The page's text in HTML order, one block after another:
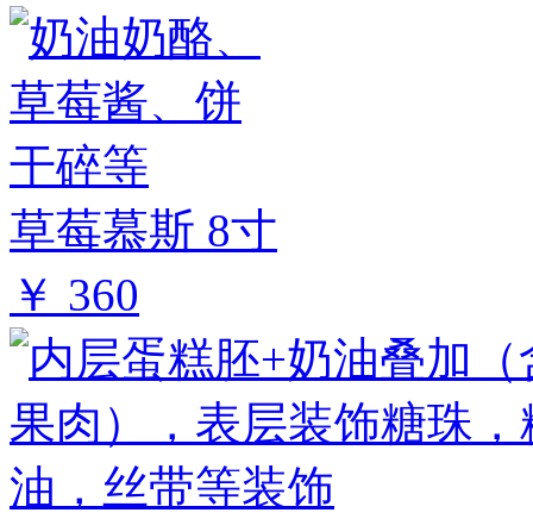
草莓慕斯 8寸
￥ 360